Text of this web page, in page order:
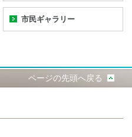
市民ギャラリー
ページの先頭へ戻る